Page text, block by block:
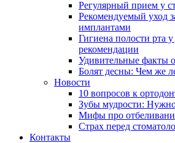
Регулярный прием у
Рекомендуемый уход
имплантами
Гигиена полости рта
рекомендации
Удивительные факты
Болят десны: Чем же
Новости
10 вопросов к
Зубы мудрости:
Мифы про
Страх перед
Контакты